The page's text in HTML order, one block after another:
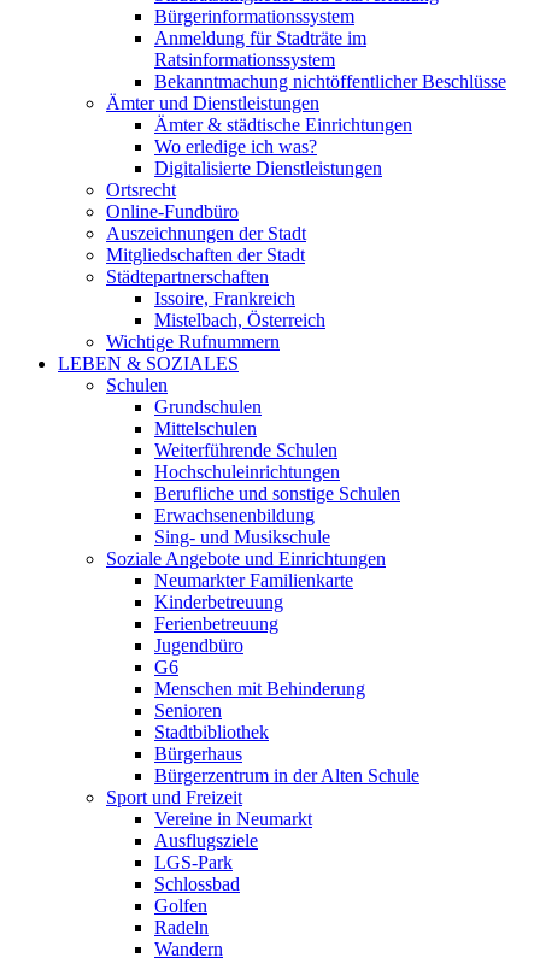
Bürgerinformationssystem
Anmeldung für Stadträte im
Ratsinformationssystem
Bekanntmachung nichtöffentlicher Beschlüsse
Ämter und Dienstleistungen
Ämter & städtische Einrichtungen
Wo erledige ich was?
Digitalisierte Dienstleistungen
Ortsrecht
Online-Fundbüro
Auszeichnungen der Stadt
Mitgliedschaften der Stadt
Städtepartnerschaften
Issoire, Frankreich
Mistelbach, Österreich
Wichtige Rufnummern
LEBEN & SOZIALES
Schulen
Grundschulen
Mittelschulen
Weiterführende Schulen
Hochschuleinrichtungen
Berufliche und sonstige Schulen
Erwachsenenbildung
Sing- und Musikschule
Soziale Angebote und Einrichtungen
Neumarkter Familienkarte
Kinderbetreuung
Ferienbetreuung
Jugendbüro
G6
Menschen mit Behinderung
Senioren
Stadtbibliothek
Bürgerhaus
Bürgerzentrum in der Alten Schule
Sport und Freizeit
Vereine in Neumarkt
Ausflugsziele
LGS-Park
Schlossbad
Golfen
Radeln
Wandern